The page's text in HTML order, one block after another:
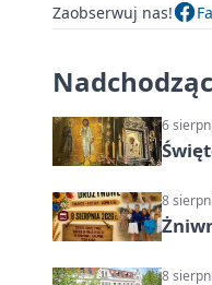
Zaobserwuj nas!
6
8
8